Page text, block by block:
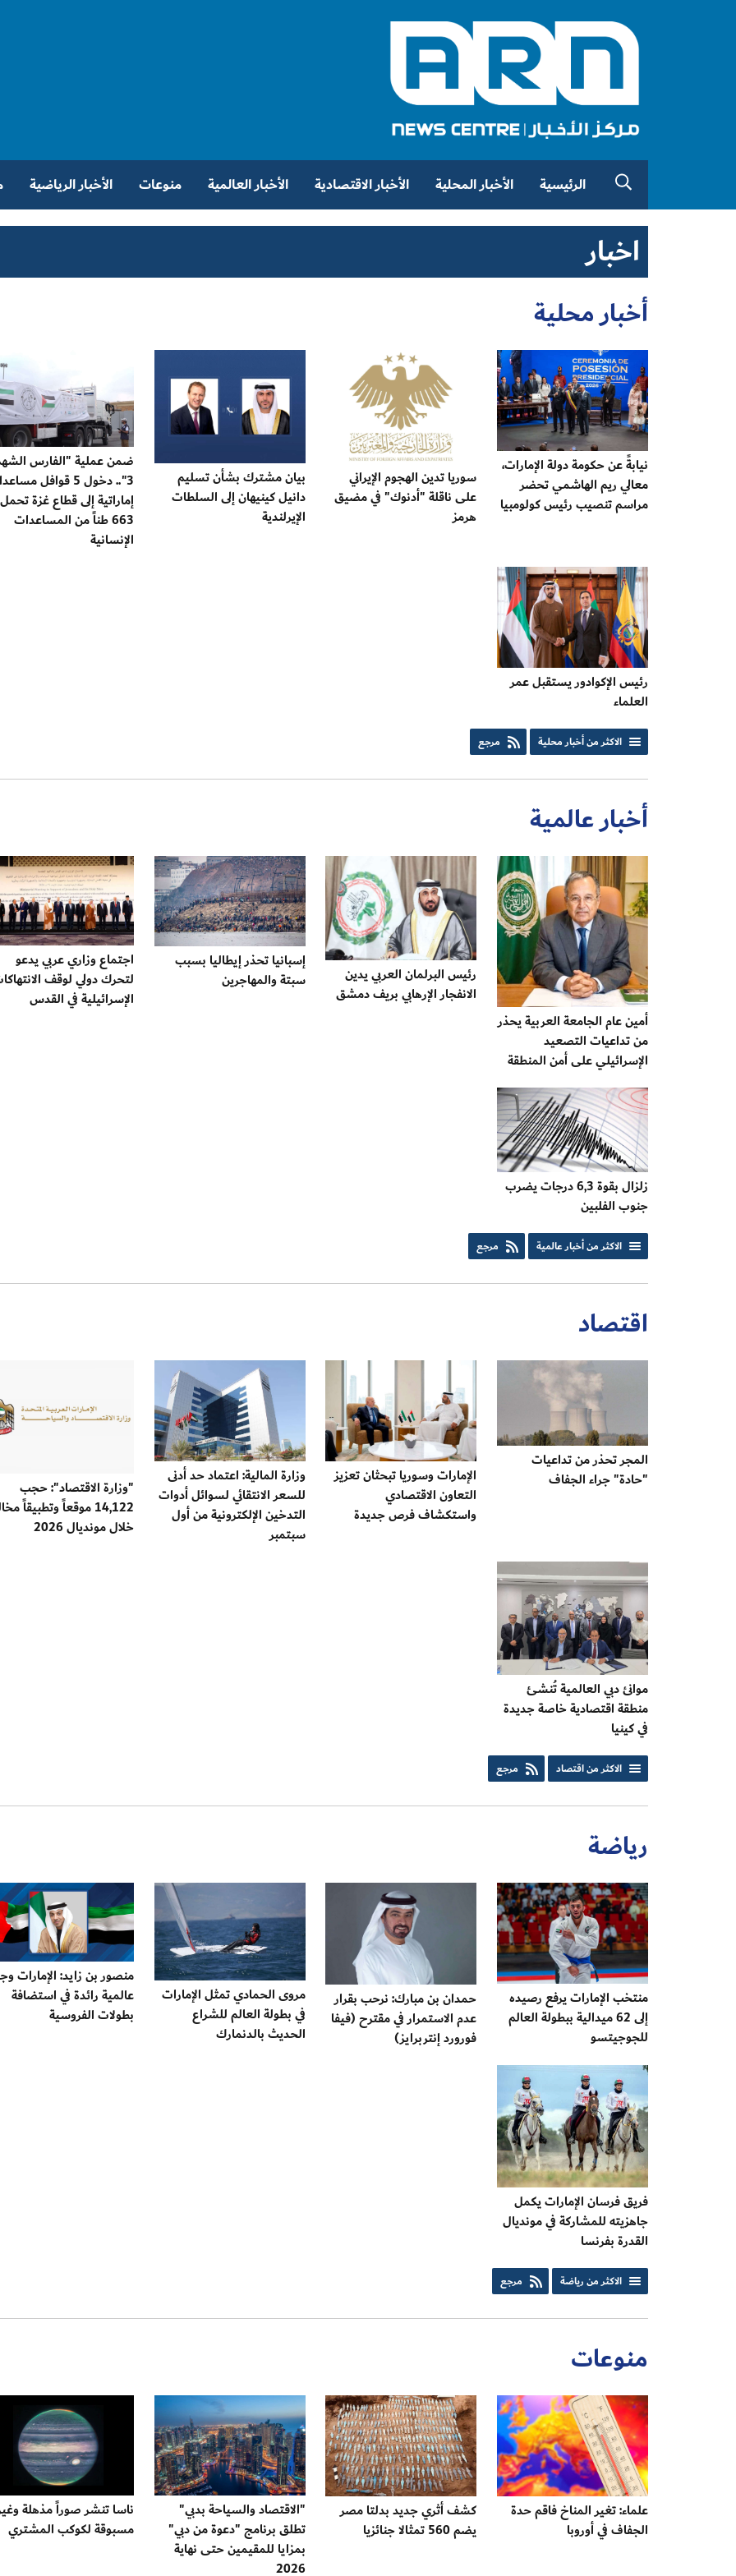
الرئيسية الأخبار المحلية الأخبار الاقتصادية الأخبار العالمية منوعات الأخبار الرياضية
اخبار
أخبار محلية
نيابةً عن حكومة دولة الإمارات،
معالي ريم الهاشمي تحضر
مراسم تنصيب رئيس كولومبيا
سوريا تدين الهجوم الإيراني
على ناقلة "أدنوك" في مضيق
هرمز ‏
بيان مشترك بشأن تسليم
دانيل كينيهان إلى السلطات
الإيرلندية
ضمن عملية "الفارس
3".. دخول 5 قوافل
إماراتية إلى قطاع غزة تحمل
663 طناً من المساعدات
الإنسانية
رئيس الإكوادور يستقبل عمر
العلماء
الاكثر من أخبار محلية مرجع
أخبار عالمية
أمين عام الجامعة العربية يحذر
من تداعيات التصعيد
الإسرائيلي على أمن المنطقة
رئيس البرلمان العربي يدين
الانفجار الإرهابي بريف دمشق
إسبانيا تحذر إيطاليا بسبب
سبتة والمهاجرين
اجتماع وزاري عربي يدعو
لتحرك دولي لوقف
الإسرائيلية في القدس
زلزال بقوة 6,3 درجات يضرب
جنوب الفلبين
الاكثر من أخبار عالمية مرجع
اقتصاد
المجر تحذر من تداعيات
"حادة" جراء الجفاف
الإمارات وسوريا تبحثان تعزيز
التعاون الاقتصادي
واستكشاف فرص جديدة
وزارة المالية: اعتماد حد أدنى
للسعر الانتقائي لسوائل أدوات
التدخين الإلكترونية من أول
سبتمبر
"وزارة الاقتصاد": حجب
14,122 موقعاً وتطبيقاً
خلال مونديال 2026
موانئ دبي العالمية تُنشئ
منطقة اقتصادية خاصة جديدة
في كينيا
الاكثر من اقتصاد مرجع
رياضة
منتخب الإمارات يرفع رصيده
إلى 62 ميدالية ببطولة العالم
للجوجيتسو
حمدان بن مبارك: نرحب بقرار
عدم الاستمرار في مقترح (فيفا
فورورد إنتربرايز)
مروى الحمادي تمثل الإمارات
في بطولة العالم للشراع
الحديث بالدنمارك
منصور بن زايد: الإمارات
عالمية رائدة في استضافة
بطولات الفروسية
فريق فرسان الإمارات يكمل
جاهزيته للمشاركة في مونديال
القدرة بفرنسا
الاكثر من رياضة مرجع
منوعات
علماء: تغير المناخ فاقم حدة
الجفاف في أوروبا
كشف أثري جديد بدلتا مصر
يضم 560 تمثالا جنائزيا
"الاقتصاد والسياحة بدبي"
تطلق برنامج "دعوة من دبي"
بمزايا للمقيمين حتى نهاية
2026
ناسا تنشر صوراً مذهلة
مسبوقة لكوكب المشتري